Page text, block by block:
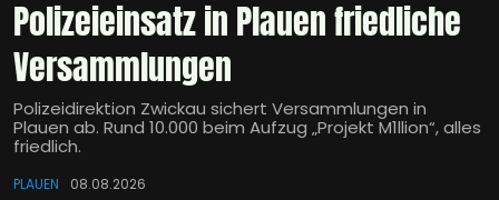
Polizeieinsatz in Plauen friedliche
Versammlungen
Polizeidirektion Zwickau sichert Versammlungen in
Plauen ab. Rund 10.000 beim Aufzug „Projekt M1llion“, alles
friedlich.
PLAUEN 08.08.2026